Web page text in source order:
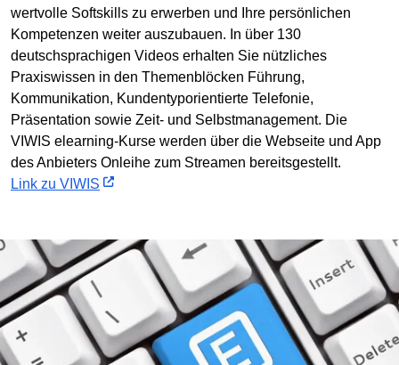
wertvolle Softskills zu erwerben und Ihre persönlichen
Kompetenzen weiter auszubauen. In über 130
deutschsprachigen Videos erhalten Sie nützliches
Praxiswissen in den Themenblöcken Führung,
Kommunikation, Kundentyporientierte Telefonie,
Präsentation sowie Zeit- und Selbstmanagement. Die
VIWIS elearning-Kurse werden über die Webseite und App
des Anbieters Onleihe zum Streamen bereitsgestellt.
Link zu VIWIS